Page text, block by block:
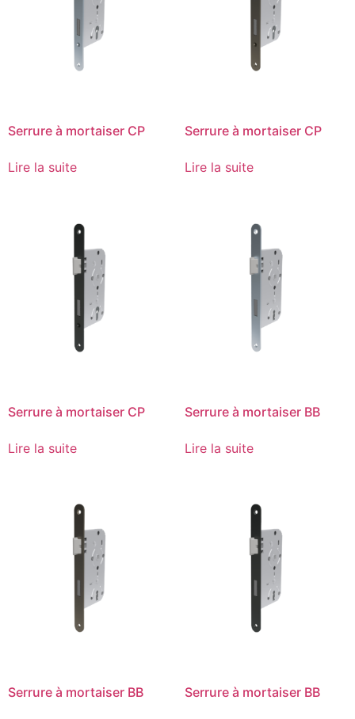
Serrure à mortaiser CP
Lire la suite
Serrure à mortaiser CP
Lire la suite
Serrure à mortaiser CP
Lire la suite
Serrure à mortaiser BB
Lire la suite
Serrure à mortaiser BB Serrure à mortaiser BB